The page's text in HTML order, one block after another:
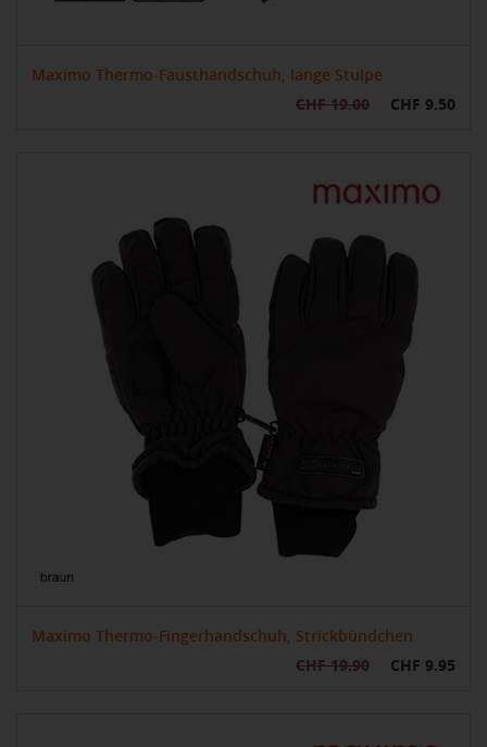
Maximo Thermo-Fausthandschuh, lange Stulpe
CHF 19.00
CHF 9.50
Maximo Thermo-Fingerhandschuh, Strickbündchen
CHF 19.90
CHF 9.95